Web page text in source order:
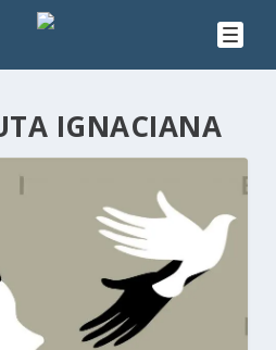
IGNACIANA